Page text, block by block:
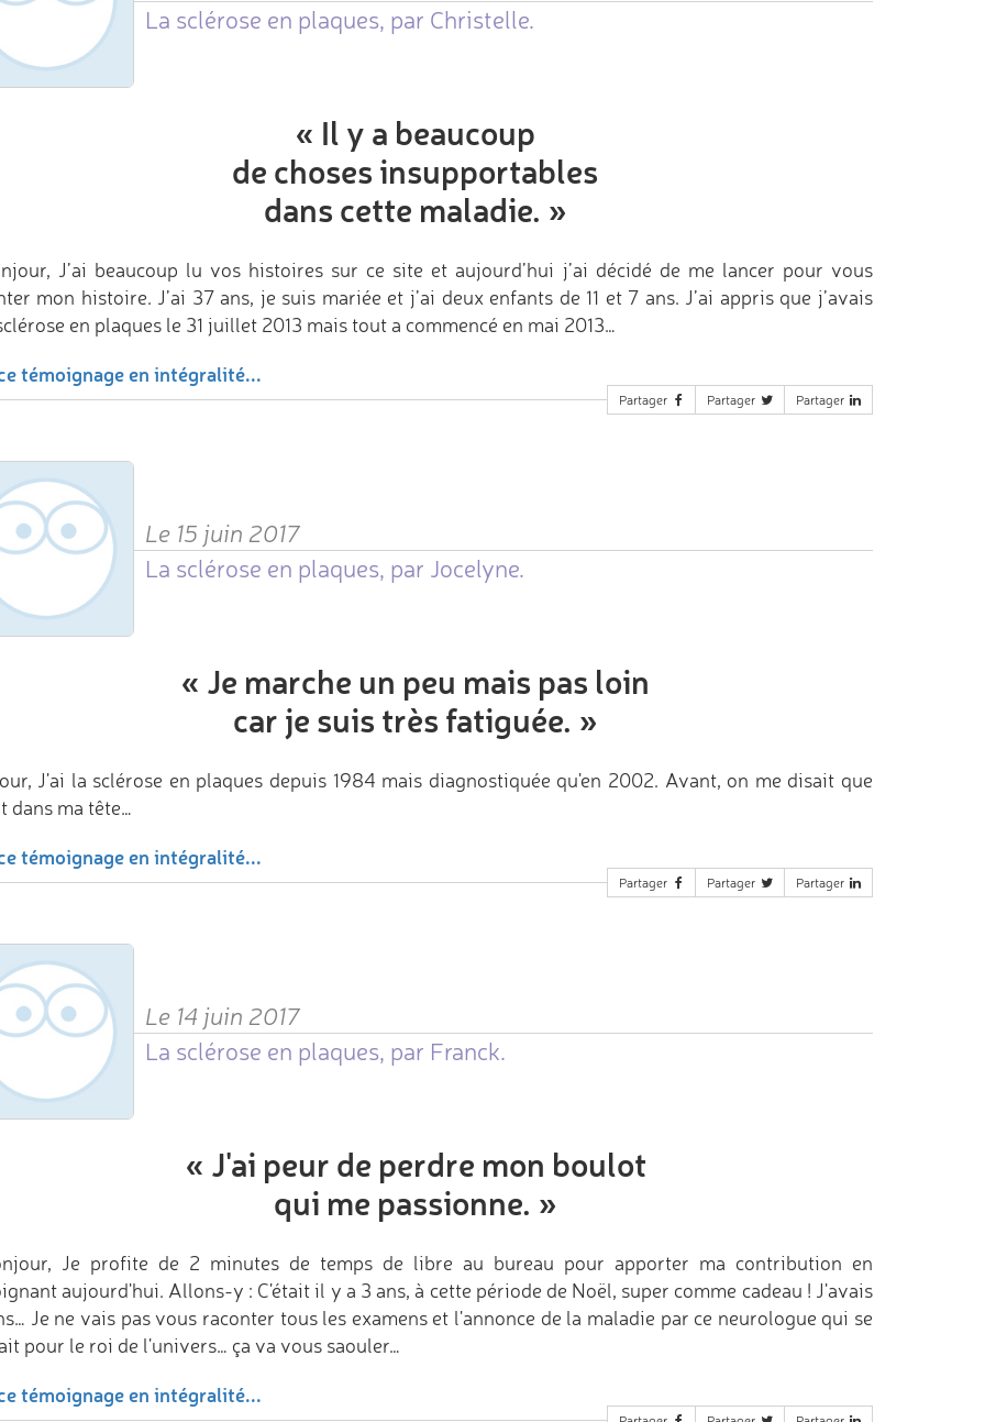
La sclérose en plaques, par Christelle.
« Il y a beaucoup
de choses insupportables
dans cette maladie. »
J’ai beaucoup lu vos histoires sur ce site et aujourd’hui j’ai décidé de me lancer pour vous
mon histoire. J’ai 37 ans, je suis mariée et j’ai deux enfants de 11 et 7 ans. J’ai appris que j’avais
en plaques le 31 juillet 2013 mais tout a commencé en mai 2013…
témoignage en intégralité...
Partager Partager Partager
Le 15 juin 2017
La sclérose en plaques, par Jocelyne.
« Je marche un peu mais pas loin
car je suis très fatiguée. »
J'ai la sclérose en plaques depuis 1984 mais diagnostiquée qu'en 2002. Avant, on me disait que
dans ma tête…
témoignage en intégralité...
Partager Partager Partager
Le 14 juin 2017
La sclérose en plaques, par Franck.
« J'ai peur de perdre mon boulot
qui me passionne. »
Je profite de 2 minutes de temps de libre au bureau pour apporter ma contribution en
aujourd'hui. Allons-y : C'était il y a 3 ans, à cette période de Noël, super comme cadeau ! J'avais
Je ne vais pas vous raconter tous les examens et l'annonce de la maladie par ce neurologue qui se
pour le roi de l'univers… ça va vous saouler…
témoignage en intégralité...